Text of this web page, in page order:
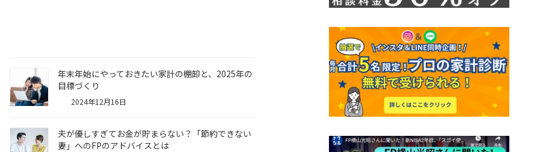
年末年始にやっておきたい家計の棚卸と、2025年の
目標づくり
2024年12月16日
夫が優しすぎてお金が貯まらない？「節約できない
妻」へのFPのアドバイスとは